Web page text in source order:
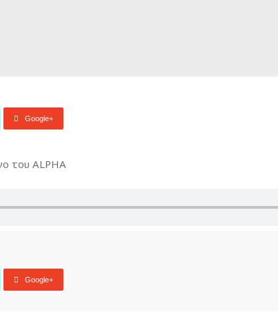
Google+
του ALPHA
Google+